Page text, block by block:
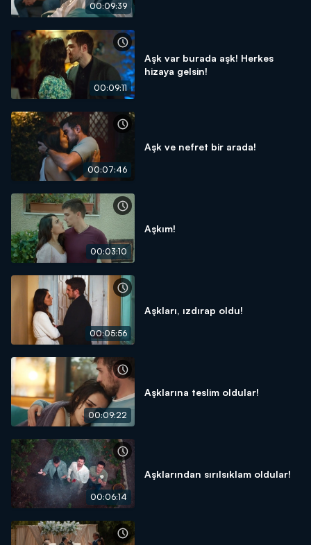
00:09:39
00:09:11
Aşk var burada aşk! Herkes
hizaya gelsin!
00:07:46
Aşk ve nefret bir arada!
00:03:10
Aşkım!
00:05:56
Aşkları, ızdırap oldu!
00:09:22
Aşklarına teslim oldular!
00:06:14
Aşklarından sırılsıklam oldular!